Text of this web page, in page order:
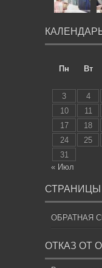
Пн
Вт
3
4
10
11
17
18
24
25
31
« Июл
СТРАНИЦЫ
ОБРАТНАЯ
ОТКАЗ ОТ